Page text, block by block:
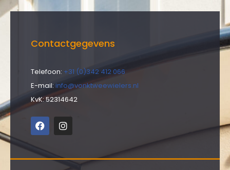
Contactgegevens
Telefoon: +31 (0)342 412 066
E-mail: info@vonktweewielers.nl
KvK: 52314642